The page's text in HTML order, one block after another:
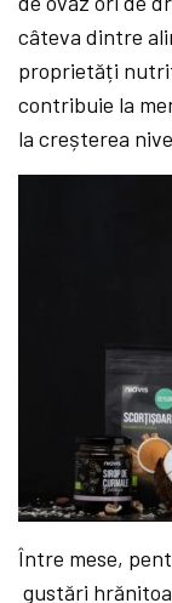
câteva dintre
proprietăți
contribuie la
la creșterea
Între mese,
gustări